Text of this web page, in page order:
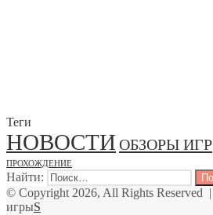
Теги
НОВОСТИ ОБЗОРЫ ИГР
ПРОХОЖДЕНИЕ
Найти:
© Copyright 2026, All Rights Reserved |
игрыS